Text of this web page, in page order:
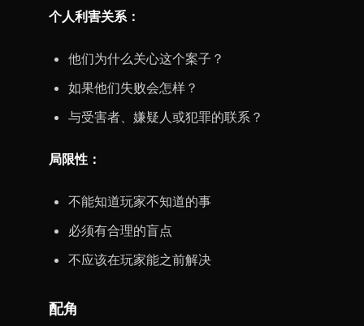
个人利害关系：
他们为什么关心这个案子？
如果他们失败会怎样？
与受害者、嫌疑人或犯罪的联系？
局限性：
不能知道玩家不知道的事
必须有合理的盲点
不应该在玩家能之前解决
配角